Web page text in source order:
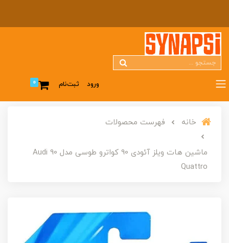
ورود ثبت‌نام 0
خانه فهرست محصولات
ماشین هات ویلز آئودی 90 کواترو طوسی مدل Audi 90
Quattro